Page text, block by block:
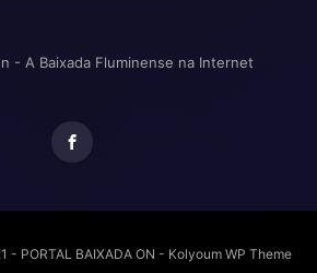
- A Baixada Fluminense na Internet
PORTAL BAIXADA ON - Kolyoum WP Theme